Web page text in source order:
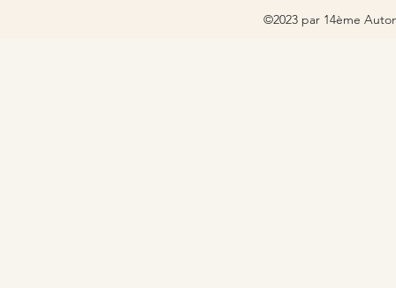
©2023 par 14ème